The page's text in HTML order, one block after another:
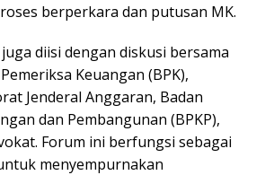
berperkara dan putusan MK.
diisi dengan diskusi bersama
Keuangan (BPK),
Jenderal Anggaran, Badan
dan Pembangunan (BPKP),
Forum ini berfungsi sebagai
menyempurnakan